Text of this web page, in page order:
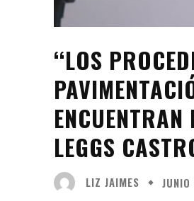
‘‘LOS
ENCUENTRAN
LEGGS
LIZ JAIMES